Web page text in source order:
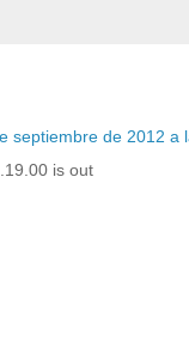
septiembre de 2012 a
is out